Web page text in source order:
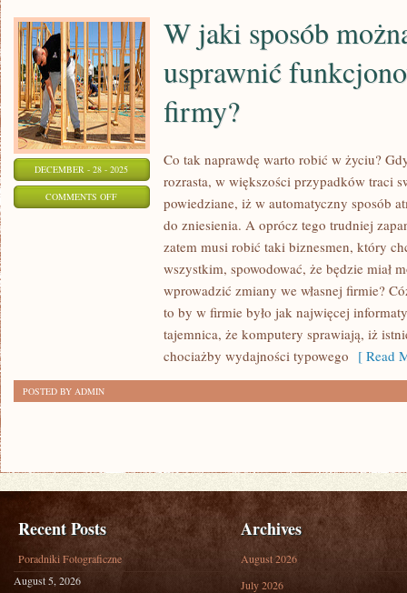
DECEMBER - 28 - 2025
COMMENTS OFFON
USPRAWNIĆ
FUNKCJONOWANIE
SWOJEJ
FIRMY?
W jaki sposób
usprawnić
firmy?
Co tak naprawdę warto robić w życiu?
rozrasta, w większości przypadków traci
powiedziane, iż w automatyczny sposób
do zniesienia. A oprócz tego trudniej
zatem musi robić taki biznesmen, który
wszystkim, spowodować, że będzie miał
wprowadzić zmiany we własnej firmie?
to by w firmie było jak najwięcej
tajemnica, że komputery sprawiają, iż
chociażby wydajności typowego [ Read
POSTED BY ADMIN
Recent Posts
Poradniki Fotograficzne
August 5, 2026
Archives
August 2026
July 2026